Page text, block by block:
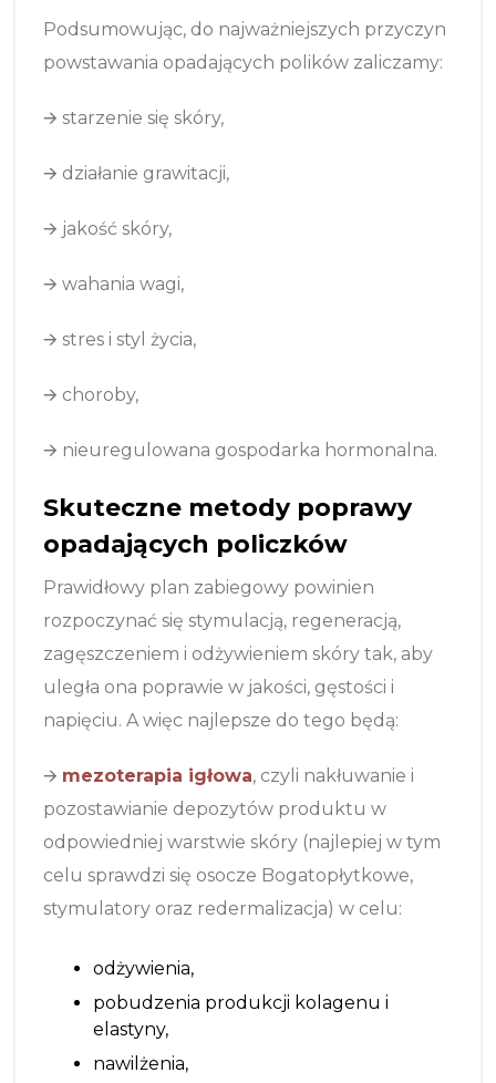
Podsumowując, do najważniejszych przyczyn
powstawania opadających polików zaliczamy:
🡪 starzenie się skóry,
🡪 działanie grawitacji,
🡪 jakość skóry,
🡪 wahania wagi,
🡪 stres i styl życia,
🡪 choroby,
🡪 nieuregulowana gospodarka hormonalna.
Skuteczne metody poprawy
opadających policzków
Prawidłowy plan zabiegowy powinien
rozpoczynać się stymulacją, regeneracją,
zagęszczeniem i odżywieniem skóry tak, aby
uległa ona poprawie w jakości, gęstości i
napięciu. A więc najlepsze do tego będą:
🡪 mezoterapia igłowa, czyli nakłuwanie i
pozostawianie depozytów produktu w
odpowiedniej warstwie skóry (najlepiej w tym
celu sprawdzi się osocze Bogatopłytkowe,
stymulatory oraz redermalizacja) w celu:
odżywienia,
pobudzenia produkcji kolagenu i
elastyny,
nawilżenia,